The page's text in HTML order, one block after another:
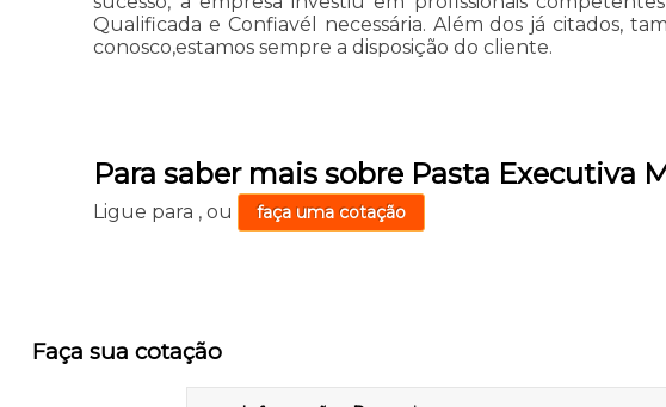
Qualificada e Confiavél necessária. Além dos já citados,
conosco,estamos sempre a disposição do cliente.
Para saber mais sobre Pasta Executiva
Ligue para ,ou faça uma cotação
Faça sua cotação